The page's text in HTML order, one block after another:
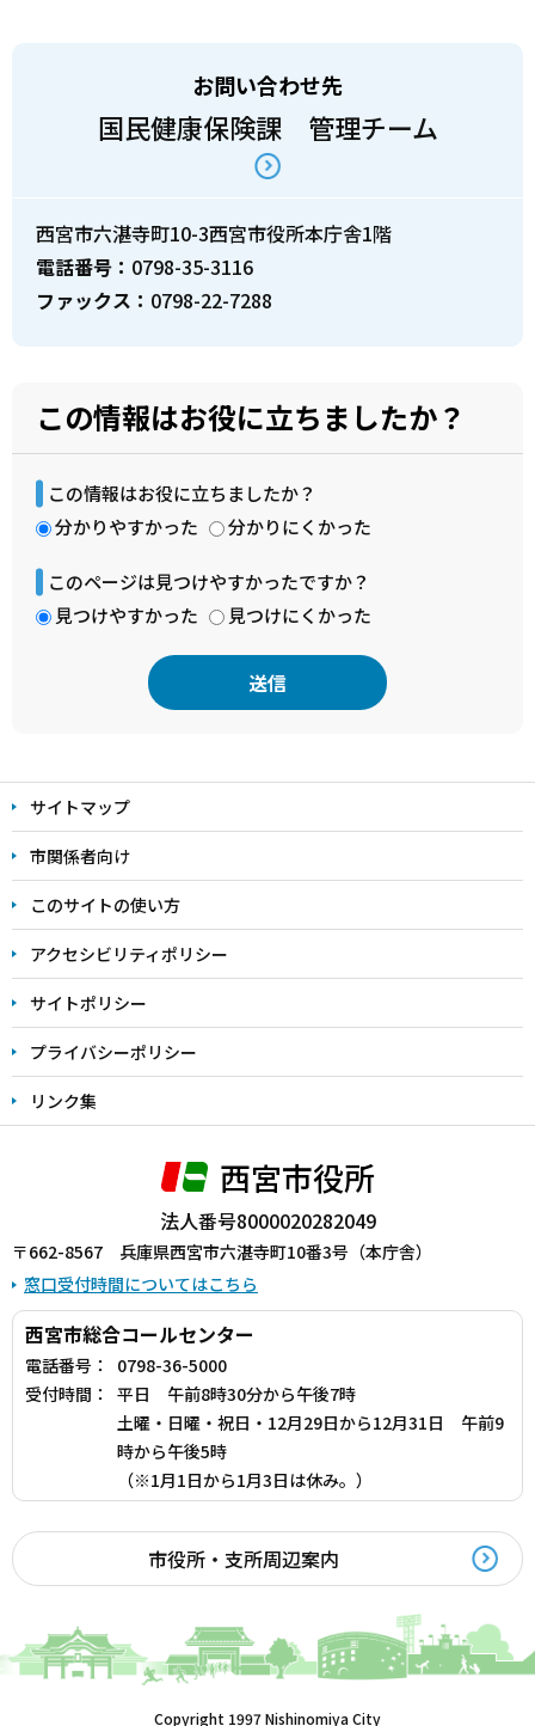
お問い合わせ先
国民健康保険課 管理チーム
西宮市六湛寺町10-3西宮市役所本庁舎1階
電話番号： 0798-35-3116
ファックス： 0798-22-7288
この情報はお役に立ちましたか？
この情報はお役に立ちましたか？
分かりやすかった
分かりにくかった
このページは見つけやすかったですか？
見つけやすかった
見つけにくかった
文
こ
こ
ま
で
サイトマップ
市関係者向け
このサイトの使い方
アクセシビリティポリシー
サイトポリシー
プライバシーポリシー
リンク集
西宮市役所
法人番号8000020282049
〒662-8567 兵庫県西宮市六湛寺町10番3号（本庁舎）
窓口受付時間についてはこちら
西宮市総合コールセンター
電話番号：
0798-36-5000
受付時間：
平日 午前8時30分から午後7時
土曜・日曜・祝日・12月29日から12月31日 午前9
時から午後5時
（※1月1日から1月3日は休み。）
市役所・支所周辺案内
Copyright 1997 Nishinomiya City